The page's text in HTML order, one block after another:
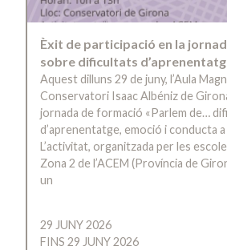
Èxit de participació en la
sobre dificultats
Aquest dilluns 29 de juny, l’Aula
Conservatori Isaac Albéniz de
jornada de formació «Parlem de…
d’aprenentatge, emoció i conducta a
L’activitat, organitzada per les
Zona 2 de l’ACEM (Província de
un
29 JUNY 2026
FINS 29 JUNY 2026